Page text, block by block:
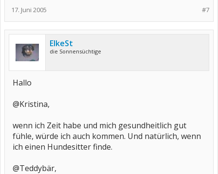
#7
17. Juni 2005
ElkeSt
die Sonnensüchtige
Hallo
@Kristina,
wenn ich Zeit habe und mich gesundheitlich gut
fühle, würde ich auch kommen. Und natürlich, wenn
ich einen Hundesitter finde.
@Teddybär,